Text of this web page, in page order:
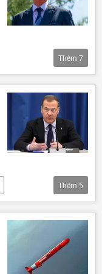
Thêm 7
Thêm 5